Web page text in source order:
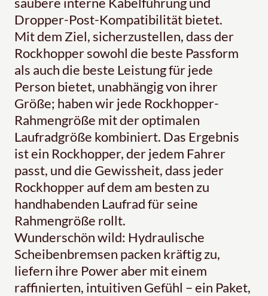
Dropper-Post-Kompatibilität bietet.
Mit dem Ziel, sicherzustellen, dass der
Rockhopper sowohl die beste Passform
als auch die beste Leistung für jede
Person bietet, unabhängig von ihrer
Größe; haben wir jede Rockhopper-
Rahmengröße mit der optimalen
Laufradgröße kombiniert. Das Ergebnis
ist ein Rockhopper, der jedem Fahrer
passt, und die Gewissheit, dass jeder
Rockhopper auf dem am besten zu
handhabenden Laufrad für seine
Rahmengröße rollt.
Wunderschön wild: Hydraulische
Scheibenbremsen packen kräftig zu,
liefern ihre Power aber mit einem
raffinierten, intuitiven Gefühl – ein Paket,